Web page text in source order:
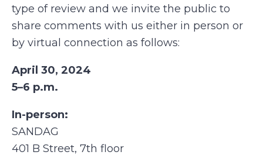
type of review and we invite the public to
share comments with us either in person or
by virtual connection as follows:
April 30, 2024
5–6 p.m.
In-person:
SANDAG
401 B Street, 7th floor